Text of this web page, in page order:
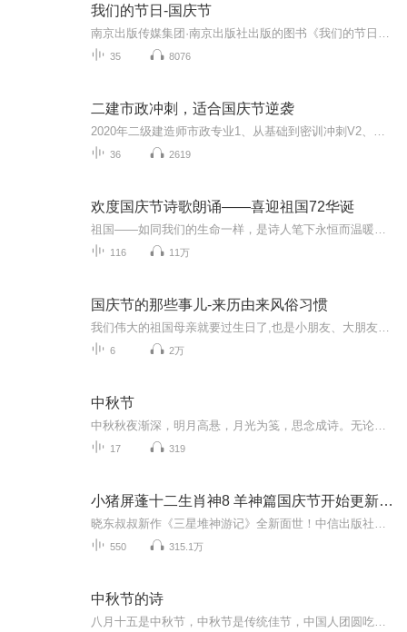
我们的节日-国庆节
35 8076
二建市政冲刺，适合国庆节逆袭
36 2619
欢度国庆节诗歌朗诵——喜迎祖国72华诞
116 11万
国庆节的那些事儿-来历由来风俗习惯
6 2万
中秋节
17 319
小猪屏蓬十二生肖神8 羊神篇国庆节开始更新啦！
550 315.1万
中秋节的诗